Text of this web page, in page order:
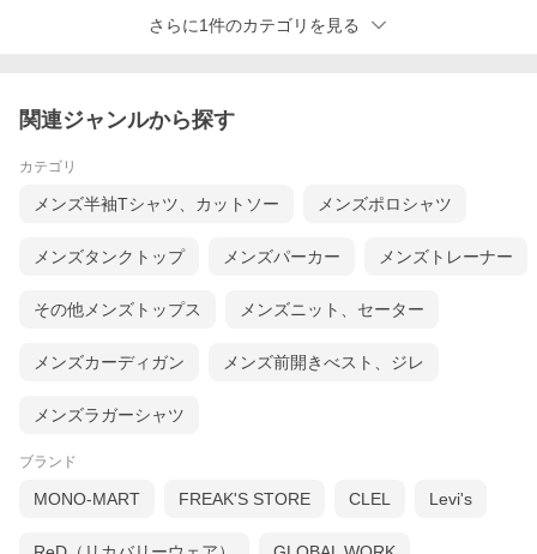
したエリの滑らかなタッチはシルクにも例えられます。
さらに1件のカテゴリを見る
関連ジャンルから探す
カテゴリ
メンズ半袖Tシャツ、カットソー メンズポロシャツ
メンズタンクトップ メンズパーカー メンズトレーナー
その他メンズトップス メンズニット、セーター
メンズカーディガン メンズ前開きべスト、ジレ
メンズラガーシャツ
ブランド
MONO-MART FREAK'S STORE CLEL Levi's